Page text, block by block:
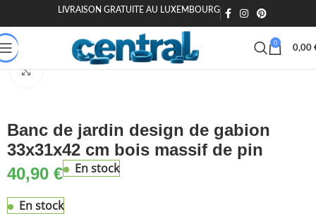
LIVRAISON GRATUITE AU LUXEMBOURG
0
0,00
& Jardin Jardin & extérieur Mobilier de jardin Bancs de jardin
Banc de jardin design de gabion
33x31x42 cm bois massif de pin
40,90 € En stock
En stock
🎁 20€ offerts dès 200€ - Code : MOIEN20🏷️ 15€ dès 120€ -